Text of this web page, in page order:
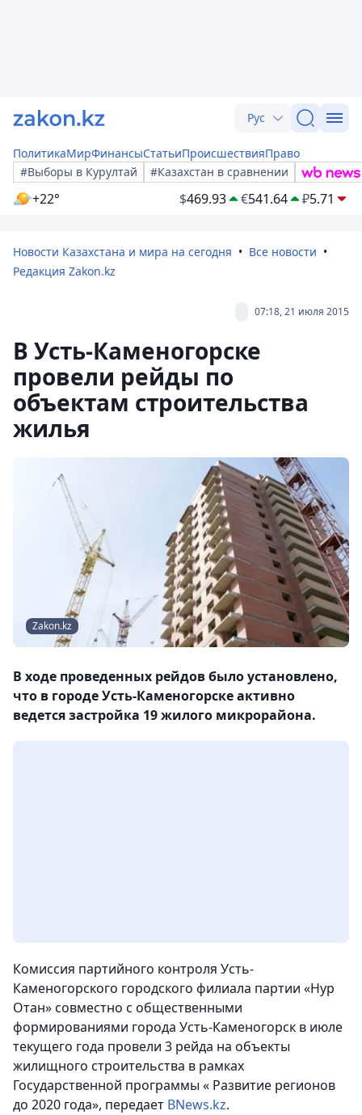
Рус
ПолитикаМирФинансыСтатьиПроисшествияПраво
#Выборы в Курултай
#Казахстан в сравнении
+22° $469.93 €541.64 ₽5.71
Новости Казахстана и мира на сегодня
Все новости
Редакция Zakon.kz
07:18, 21 июля 2015
В Усть-Каменогорске
провели рейды по
объектам строительства
жилья
Zakon.kz
В ходе проведенных рейдов было установлено,
что в городе Усть-Каменогорске активно
ведется застройка 19 жилого микрорайона.
Комиссия партийного контроля Усть-
Каменогорского городского филиала партии «Нур
Отан» совместно с общественными
формированиями города Усть-Каменогорск в июле
текущего года провели 3 рейда на объекты
жилищного строительства в рамках
Государственной программы « Развитие регионов
до 2020 года», передает BNews.kz.